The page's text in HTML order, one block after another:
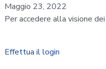
Maggio 23, 2022
Per accedere alla visione
Effettua il login